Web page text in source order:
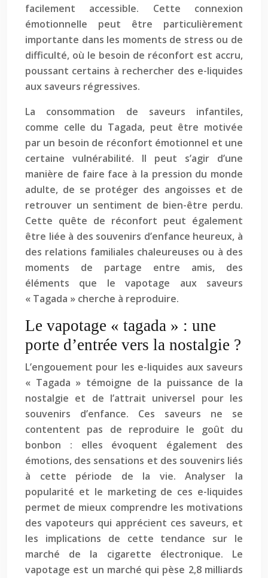
facilement accessible. Cette connexion
émotionnelle peut être particulièrement
importante dans les moments de stress ou de
difficulté, où le besoin de réconfort est accru,
poussant certains à rechercher des e-liquides
aux saveurs régressives.
La consommation de saveurs infantiles,
comme celle du Tagada, peut être motivée
par un besoin de réconfort émotionnel et une
certaine vulnérabilité. Il peut s’agir d’une
manière de faire face à la pression du monde
adulte, de se protéger des angoisses et de
retrouver un sentiment de bien-être perdu.
Cette quête de réconfort peut également
être liée à des souvenirs d’enfance heureux, à
des relations familiales chaleureuses ou à des
moments de partage entre amis, des
éléments que le vapotage aux saveurs
« Tagada » cherche à reproduire.
Le vapotage « tagada » : une
porte d’entrée vers la nostalgie ?
L’engouement pour les e-liquides aux saveurs
« Tagada » témoigne de la puissance de la
nostalgie et de l’attrait universel pour les
souvenirs d’enfance. Ces saveurs ne se
contentent pas de reproduire le goût du
bonbon : elles évoquent également des
émotions, des sensations et des souvenirs liés
à cette période de la vie. Analyser la
popularité et le marketing de ces e-liquides
permet de mieux comprendre les motivations
des vapoteurs qui apprécient ces saveurs, et
les implications de cette tendance sur le
marché de la cigarette électronique. Le
vapotage est un marché qui pèse 2,8 milliards